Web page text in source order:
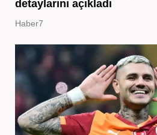
detaylarını açıkladı
Haber7